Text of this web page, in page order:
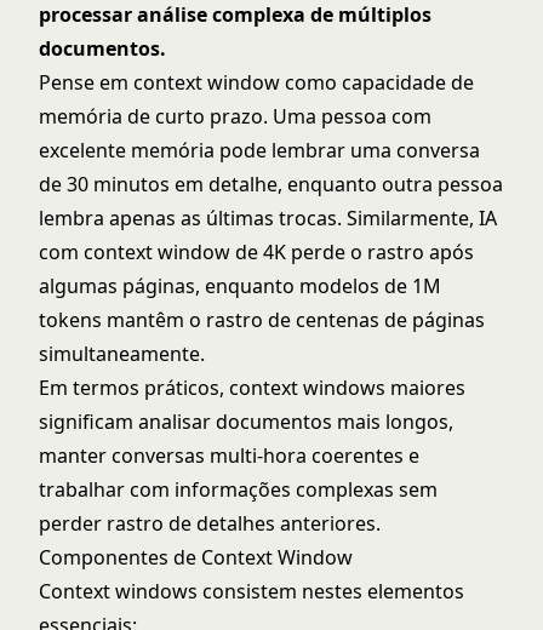
processar análise complexa de múltiplos
documentos.
Pense em context window como capacidade de
memória de curto prazo. Uma pessoa com
excelente memória pode lembrar uma conversa
de 30 minutos em detalhe, enquanto outra pessoa
lembra apenas as últimas trocas. Similarmente, IA
com context window de 4K perde o rastro após
algumas páginas, enquanto modelos de 1M
tokens mantêm o rastro de centenas de páginas
simultaneamente.
Em termos práticos, context windows maiores
significam analisar documentos mais longos,
manter conversas multi-hora coerentes e
trabalhar com informações complexas sem
perder rastro de detalhes anteriores.
Componentes de Context Window
Context windows consistem nestes elementos